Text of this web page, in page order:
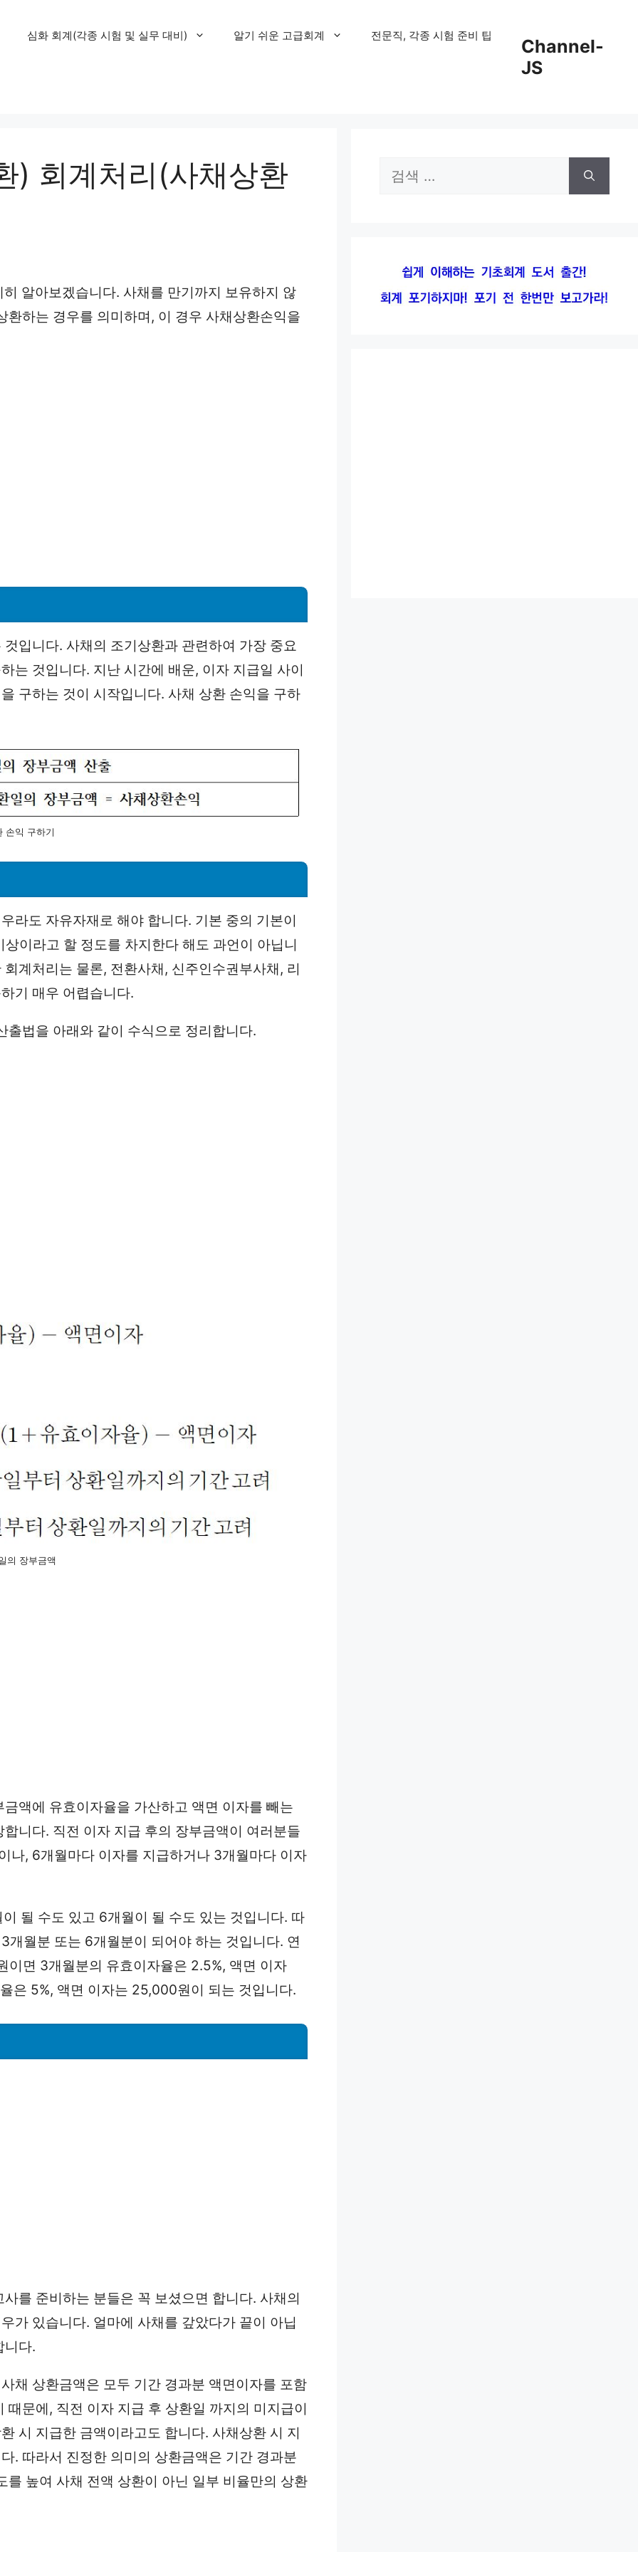
Channel-
JS
심화 회계(각종 시험 및 실무 대비) 알기 쉬운 고급회계 전문직, 각종 시험 준비 팁
) 회계처리(사채상환
알아보겠습니다. 사채를 만기까지 보유하지 않
하는 경우를 의미하며, 이 경우 사채상환손익을
입니다. 사채의 조기상환과 관련하여 가장 중요
는 것입니다. 지난 시간에 배운, 이자 지급일 사이
구하는 것이 시작입니다. 사채 상환 손익을 구하
손익 구하기
라도 자유자재로 해야 합니다. 기본 중의 기본이
이라고 할 정도를 차지한다 해도 과언이 아닙니
계처리는 물론, 전환사채, 신주인수권부사채, 리
기 매우 어렵습니다.
법을 아래와 같이 수식으로 정리합니다.
의 장부금액
액에 유효이자율을 가산하고 액면 이자를 빼는
니다. 직전 이자 지급 후의 장부금액이 여러분들
나, 6개월마다 이자를 지급하거나 3개월마다 이자
될 수도 있고 6개월이 될 수도 있는 것입니다. 따
월분 또는 6개월분이 되어야 하는 것입니다. 연
면 3개월분의 유효이자율은 2.5%, 액면 이자
은 5%, 액면 이자는 25,000원이 되는 것입니다.
를 준비하는 분들은 꼭 보셨으면 합니다. 사채의
가 있습니다. 얼마에 사채를 갚았다가 끝이 아닙
니다.
채 상환금액은 모두 기간 경과분 액면이자를 포함
문에, 직전 이자 지급 후 상환일 까지의 미지급이
시 지급한 금액이라고도 합니다. 사채상환 시 지
. 따라서 진정한 의미의 상환금액은 기간 경과분
높여 사채 전액 상환이 아닌 일부 비율만의 상환
검